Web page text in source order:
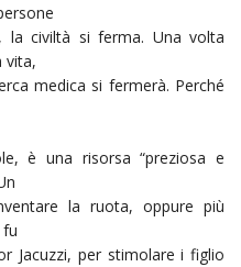
la civiltà si ferma. Una volta
vita,
medica si fermerà. Perché
è una risorsa “preziosa e
la ruota, oppure più
Jacuzzi, per stimolare i figlio